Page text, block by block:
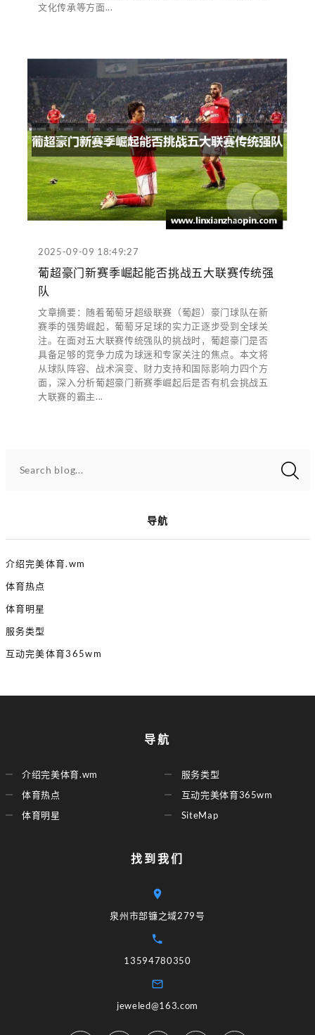
文化传承等方面...
2025-09-09 18:49:27
葡超豪门新赛季崛起能否挑战五大联赛传统强
队
文章摘要：随着葡萄牙超级联赛（葡超）豪门球队在新
赛季的强势崛起，葡萄牙足球的实力正逐步受到全球关
注。在面对五大联赛传统强队的挑战时，葡超豪门是否
具备足够的竞争力成为球迷和专家关注的焦点。本文将
从球队阵容、战术演变、财力支持和国际影响力四个方
面，深入分析葡超豪门新赛季崛起后是否有机会挑战五
大联赛的霸主...
Search blog...
导航
介绍完美体育.wm
体育热点
体育明星
服务类型
互动完美体育365wm
导航
介绍完美体育.wm
体育热点
体育明星
服务类型
互动完美体育365wm
SiteMap
找到我们
泉州市部镰之域279号
13594780350
jeweled@163.com